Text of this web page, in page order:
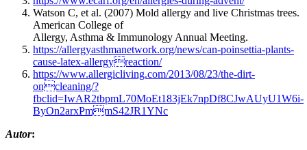
Watson C, et al. (2007) Mold allergy and live Christmas trees.
American College of
Allergy, Asthma & Immunology Annual Meeting.
https://allergyasthmanetwork.org/news/can-poinsettia-plants-
cause-latex-allergyreaction/
https://www.allergicliving.com/2013/08/23/the-dirt-
oncleaning/?
fbclid=IwAR2tbpmL70MoEt183jEk7npDf8CJwAUyU1W6i-
ByOn2arxPmmS42JR1YNc
Autor: